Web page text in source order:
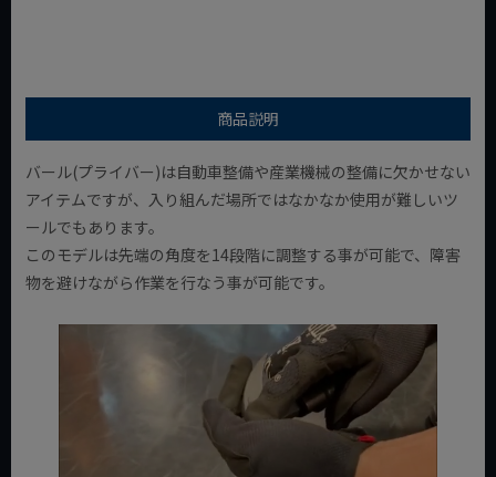
商品説明
バール(プライバー)は自動車整備や産業機械の整備に欠かせない
アイテムですが、入り組んだ場所ではなかなか使用が難しいツ
ールでもあります。
このモデルは先端の角度を14段階に調整する事が可能で、障害
物を避けながら作業を行なう事が可能です。